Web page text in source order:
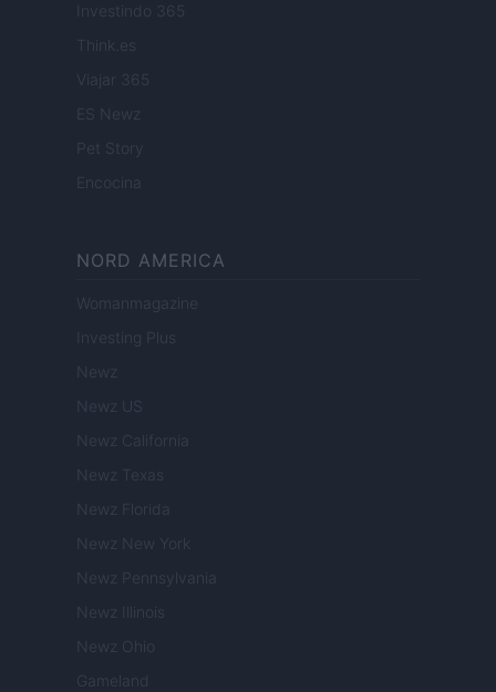
Investindo 365
Think.es
Viajar 365
ES Newz
Pet Story
Encocina
NORD AMERICA
Womanmagazine
Investing Plus
Newz
Newz US
Newz California
Newz Texas
Newz Florida
Newz New York
Newz Pennsylvania
Newz Illinois
Newz Ohio
Gameland